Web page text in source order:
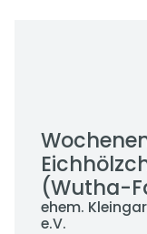
(Wutha-
ehem.
e.V.